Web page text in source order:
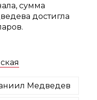
сумма
достигла
Медведев